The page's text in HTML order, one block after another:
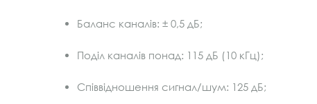
Баланс каналів: ± 0,5 дБ;
Поділ каналів понад: 115 дБ (10 кГц);
Співвідношення сигнал/шум: 125 дБ;